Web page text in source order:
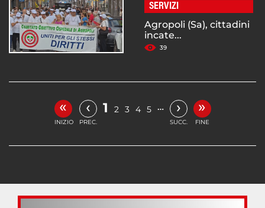
SERVIZI
Agropoli (Sa), cittadini
incate...
39
«
INIZIO
‹
PREC.
1 2 3 4 5 … ›
SUCC.
»
FINE